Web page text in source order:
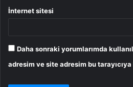
İnternet sitesi
Daha sonraki yorumlarımda
adresim ve site adresim bu